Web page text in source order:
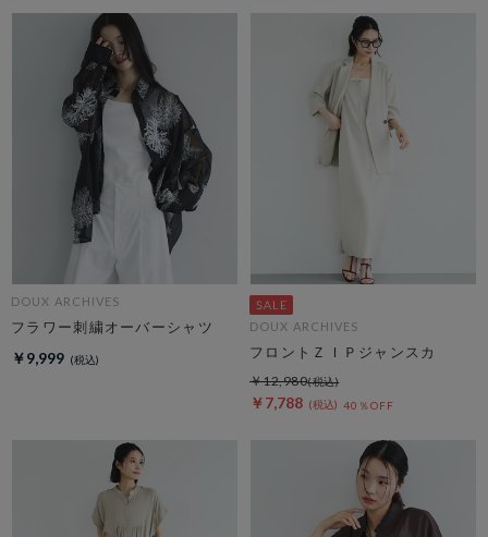
DOUX ARCHIVES
フラワー刺繍オーバーシャツ
￥9,999
DOUX ARCHIVES
フロントＺＩＰジャンスカ
￥7,788 40％OFF
￥12,980